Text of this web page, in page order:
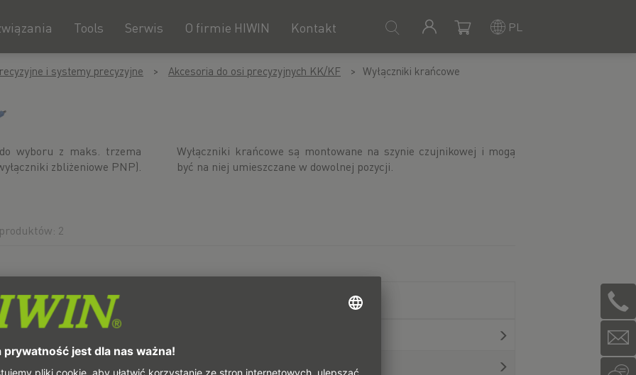
Kontakt
O firmie HIWIN
Serwis
Tools PL
i systemy precyzyjne Akcesoria do osi precyzyjnych KK/KF Wyłączniki krańcowe
wyboru z maks. trzema
zbliżeniowe PNP).
szynie czujnikowej i mogą
być na niej umieszczane w dowolnej pozycji.
2
krańcowy, styk zwierny